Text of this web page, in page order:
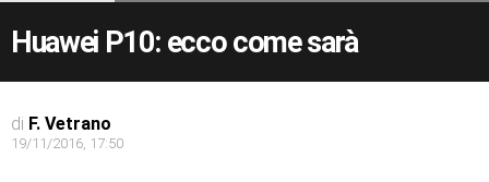
Huawei P10: ecco come sarà
di F. Vetrano
19/11/2016, 17:50